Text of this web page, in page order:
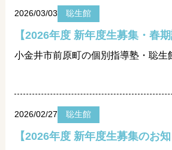
2026/03/03 聡生館
2026/02/27 聡生館